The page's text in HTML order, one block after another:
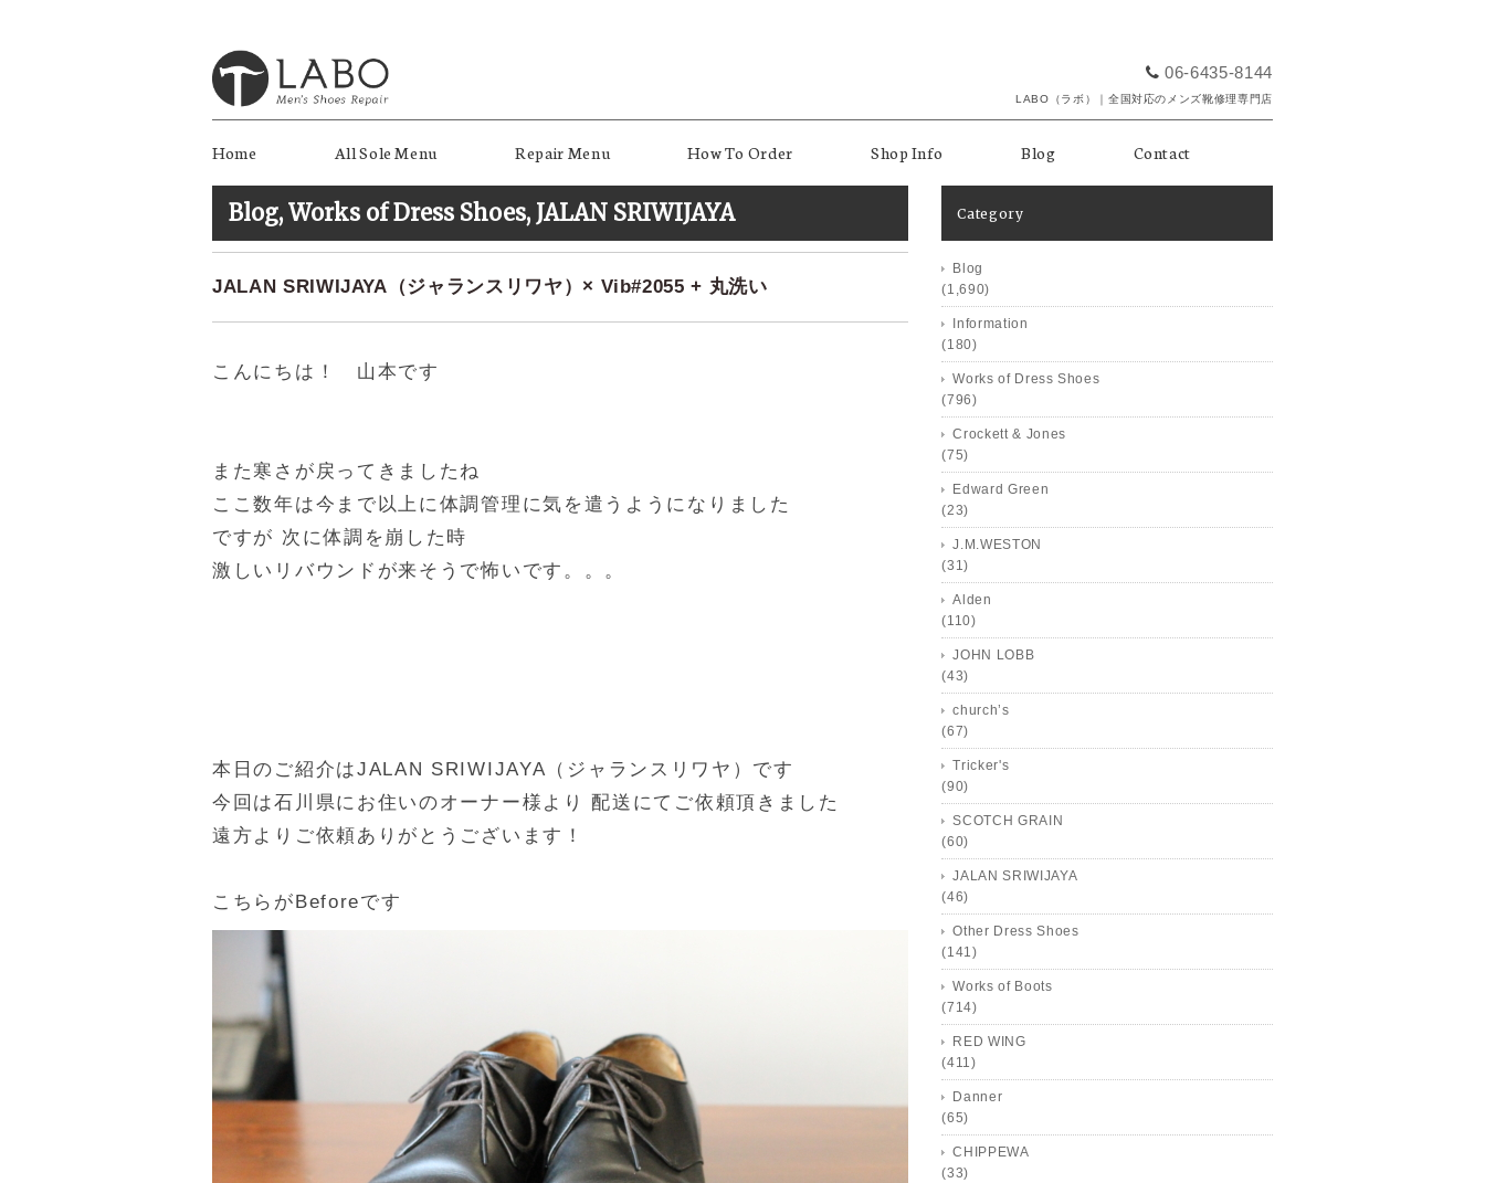
06-6435-8144
LABO（ラボ）｜全国対応のメンズ靴修理専門店
Home All Sole Menu Repair Menu How To Order Shop Info Blog Contact
Blog, Works of Dress Shoes, JALAN SRIWIJAYA
JALAN SRIWIJAYA（ジャランスリワヤ）× Vib#2055 + 丸洗い
こんにちは！ 山本です
また寒さが戻ってきましたね
ここ数年は今まで以上に体調管理に気を遣うようになりました
ですが 次に体調を崩した時
激しいリバウンドが来そうで怖いです。。。
本日のご紹介はJALAN SRIWIJAYA（ジャランスリワヤ）です
今回は石川県にお住いのオーナー様より 配送にてご依頼頂きました
遠方よりご依頼ありがとうございます！
こちらがBeforeです
Category
Blog
(1,690)
Information
(180)
Works of Dress Shoes
(796)
Crockett & Jones
(75)
Edward Green
(23)
J.M.WESTON
(31)
Alden
(110)
JOHN LOBB
(43)
church’s
(67)
Tricker's
(90)
SCOTCH GRAIN
(60)
JALAN SRIWIJAYA
(46)
Other Dress Shoes
(141)
Works of Boots
(714)
RED WING
(411)
Danner
(65)
CHIPPEWA
(33)